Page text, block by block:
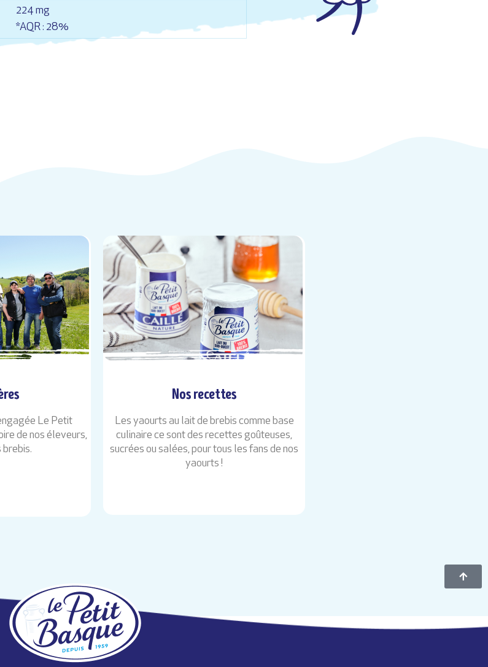
224 mg
*AQR : 28%
Le Petit
de nos éleveurs,
brebis.
Nos recettes
Les yaourts au lait de brebis comme base
culinaire ce sont des recettes goûteuses,
sucrées ou salées, pour tous les fans de nos
yaourts !